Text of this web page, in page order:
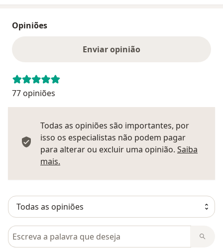
Opiniões
Enviar opinião
77 opiniões
Todas as opiniões são importantes, por
isso os especialistas não podem pagar
para alterar ou excluir uma opinião. Saiba
mais.
Pesquisar em opiniões